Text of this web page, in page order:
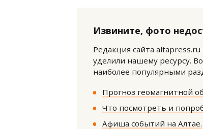
Извините, фото
Редакция сайта
уделили нашему ресурсу.
наиболее популярными
Прогноз геомагнитной
Что посмотреть и
Афиша событий на Алтае.